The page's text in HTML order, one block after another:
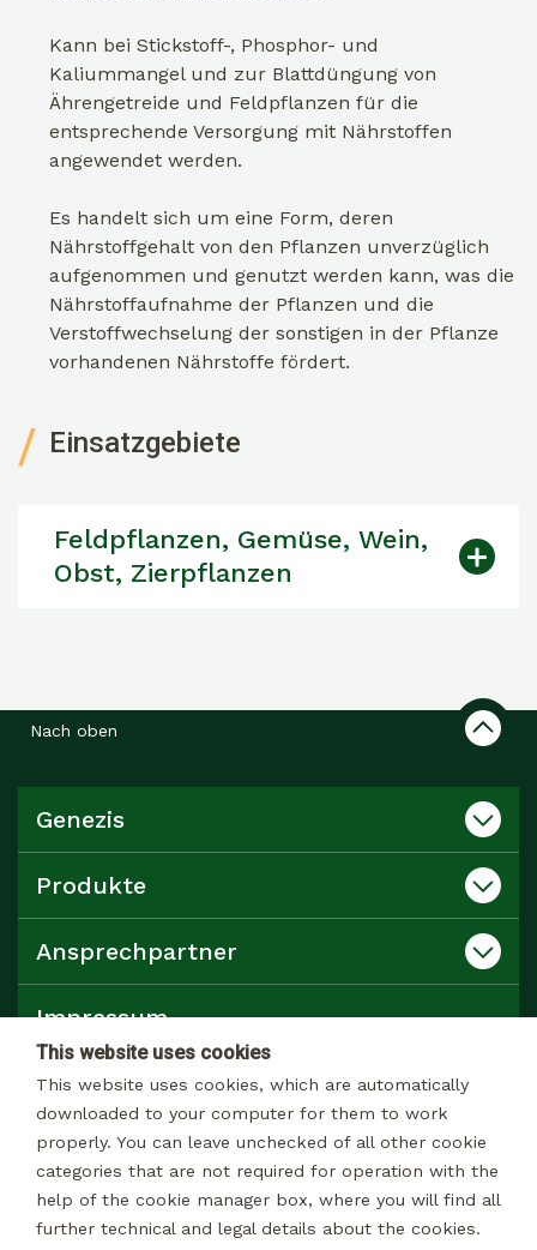
This website uses cookies
This website uses cookies, which are automatically
downloaded to your computer for them to work
properly. You can leave unchecked of all other cookie
categories that are not required for operation with the
help of the cookie manager box, where you will find all
further technical and legal details about the cookies.
Kann bei Stickstoff-, Phosphor- und
Kaliummangel und zur Blattdüngung von
Ährengetreide und Feldpflanzen für die
entsprechende Versorgung mit Nährstoffen
angewendet werden.
Es handelt sich um eine Form, deren
Nährstoffgehalt von den Pflanzen unverzüglich
aufgenommen und genutzt werden kann, was die
Nährstoffaufnahme der Pflanzen und die
Verstoffwechselung der sonstigen in der Pflanze
vorhandenen Nährstoffe fördert.
Einsatzgebiete
Feldpflanzen, Gemüse, Wein,
Obst, Zierpflanzen
Nach oben
Genezis
Produkte
Ansprechpartner
Impressum
Datenschutz
Katalog